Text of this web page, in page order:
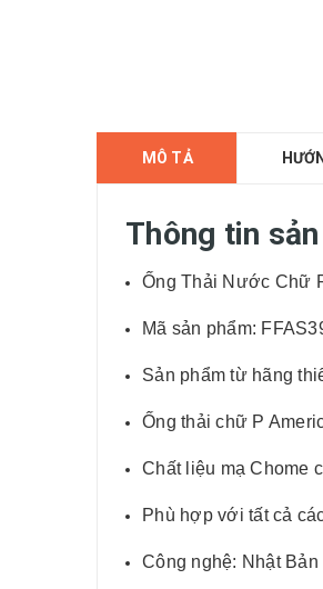
MÔ TẢ
Thông tin
Ống Thải Nước Chữ
Mã sản phẩm:
Sản phẩm từ hãng
Ống thải chữ P
Chất liệu mạ Chome
Phù hợp với tất cả
Công nghệ: Nhật Bản